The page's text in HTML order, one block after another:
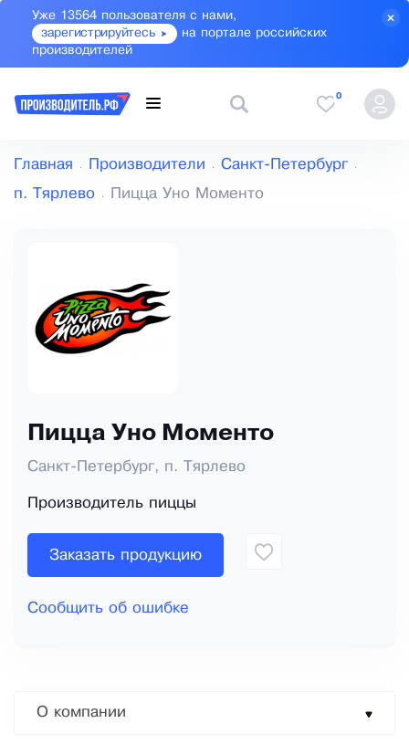
Уже 13564 пользователя с нами,
зарегистрируйтесь
на портале российских
производителей
0
Главная Производители Санкт-Петербург
п. Тярлево Пицца Уно Моменто
Пицца Уно Моменто
Санкт-Петербург, п. Тярлево
Производитель пиццы
Заказать продукцию
Сообщить об ошибке
О компании